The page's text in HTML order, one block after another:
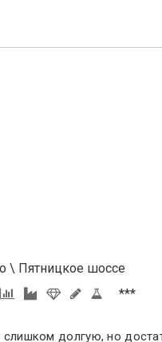
\ Пятницкое шоссе
***
долгую, но